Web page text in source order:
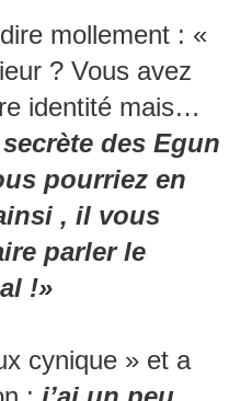
mollement : «
? Vous avez
identité mais…
des Egun
pourriez en
, il vous
parler le
!»
cynique » et a